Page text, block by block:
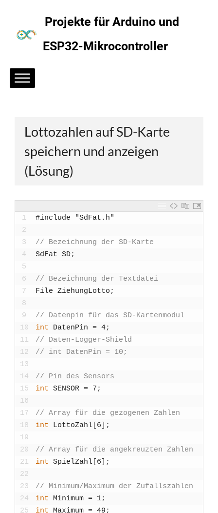
springen
Projekte für Arduino und
ESP32-Mikrocontroller
Lottozahlen auf SD-Karte
speichern und anzeigen
(Lösung)
1
2
3
4
5
6
7
8
9
10
11
12
13
14
15
16
17
18
19
20
21
22
23
24
25
#include "SdFat.h"
// Bezeich­nung der SD-Kar­te
SdFat SD;
// Bezeich­nung der Text­da­tei
File Zie­h­un­gLot­to ;
// Daten­pin für das SD-Kar­ten­mo­dul
int
Daten­Pin = 4;
// Daten-Log­ger-Shield
// int Daten­Pin = 10;
// Pin des Sen­sors
int SENSOR = 7 ;
// Array für die gezo­ge­nen Zah­len
int
Lot­to­Zahl 6 ;
// Array für die ange­kreuz­ten Zah­len
int Spiel­Zahl 6 ;
// Minimum/Maximum der Zufalls­zah­len
int
Mini­mum = 1;
int
Maxi­mum = 49 ;